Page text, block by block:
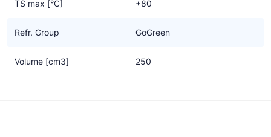
TS max [°C] +80
Refr. Group GoGreen
Volume [cm3] 250